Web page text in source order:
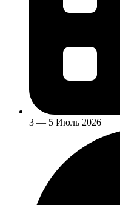
3 — 5 Июль 2026